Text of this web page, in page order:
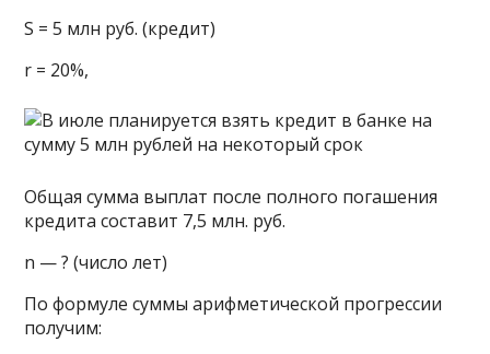
S = 5 млн руб. (кредит)
r = 20%,
Общая сумма выплат после полного погашения
кредита составит 7,5 млн. руб.
n — ? (число лет)
По формуле суммы арифметической прогрессии
получим: